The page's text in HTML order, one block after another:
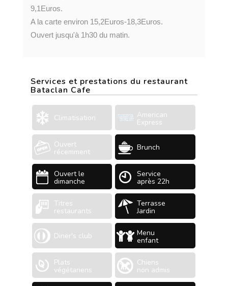
9,1Euros.
A la carte environ 15,2Euros-18,3Euros.
Ouvert jusqu'à 1h30 du matin.
Services et prestations du restaurant
Bataclan Cafe
Climatisation American
Express
Ouvert
récemment Brunch
Ouvert le
dimanche
Service
après 22h
Titres
restaurants
Terrasse
Jardin
Diner's club Menu
enfant
Plats
végétariens
Chiens
non admis